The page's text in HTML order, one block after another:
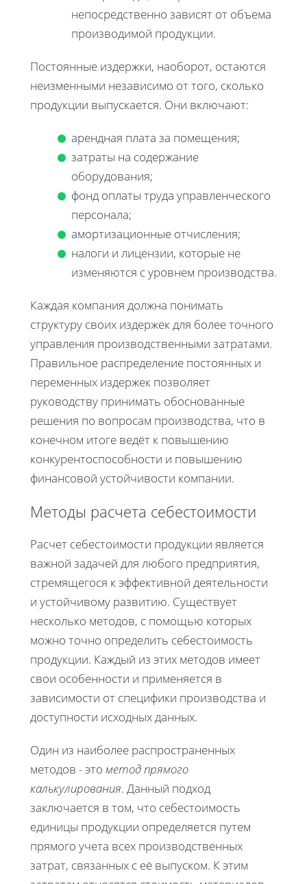
непосредственно зависят от объема
производимой продукции.
Постоянные издержки, наоборот, остаются
неизменными независимо от того, сколько
продукции выпускается. Они включают:
арендная плата за помещения;
затраты на содержание
оборудования;
фонд оплаты труда управленческого
персонала;
амортизационные отчисления;
налоги и лицензии, которые не
изменяются с уровнем производства.
Каждая компания должна понимать
структуру своих издержек для более точного
управления производственными затратами.
Правильное распределение постоянных и
переменных издержек позволяет
руководству принимать обоснованные
решения по вопросам производства, что в
конечном итоге ведёт к повышению
конкурентоспособности и повышению
финансовой устойчивости компании.
Методы расчета себестоимости
Расчет себестоимости продукции является
важной задачей для любого предприятия,
стремящегося к эффективной деятельности
и устойчивому развитию. Существует
несколько методов, с помощью которых
можно точно определить себестоимость
продукции. Каждый из этих методов имеет
свои особенности и применяется в
зависимости от специфики производства и
доступности исходных данных.
Один из наиболее распространенных
методов - это метод прямого
калькулирования. Данный подход
заключается в том, что себестоимость
единицы продукции определяется путем
прямого учета всех производственных
затрат, связанных с её выпуском. К этим